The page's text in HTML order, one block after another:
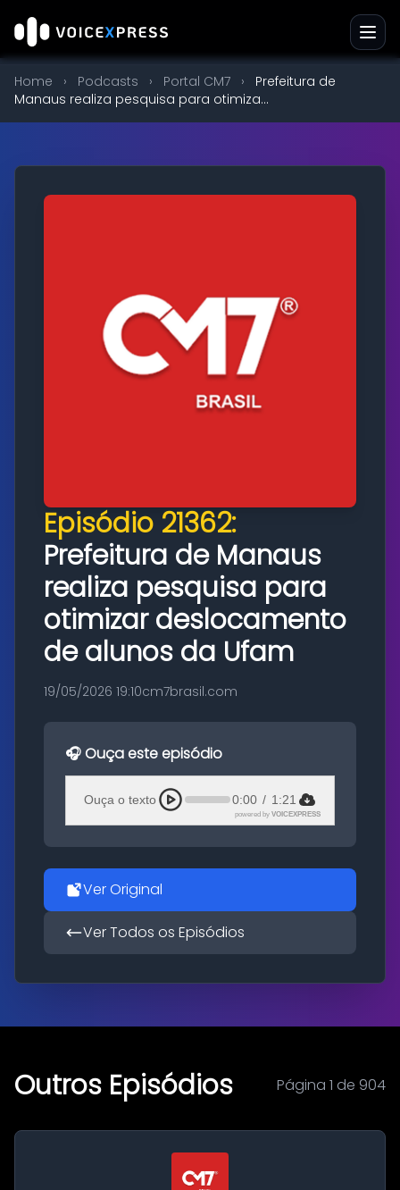
Home › Podcasts › Portal CM7 ›
Prefeitura de
Manaus realiza pesquisa para otimiza...
Episódio 21362:
Prefeitura de Manaus
realiza pesquisa para
otimizar deslocamento
de alunos da Ufam
19/05/2026 19:10cm7brasil.com
🎧 Ouça este episódio
Ouça o texto 0:00 / 1:21
powered by VOICEXPRESS
Ver Original
Ver Todos os Episódios
Outros Episódios Página 1 de 904